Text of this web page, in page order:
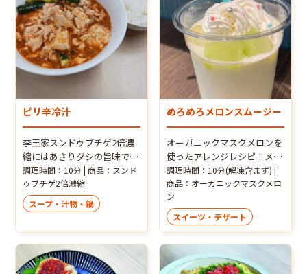
ピリ辛冷汁
李王家スンドゥブチゲ2倍濃
縮にはあさりダシの旨味で、
本格的なうまみのある冷や汁
が簡単に作れます。 きゅうり
と豆腐でスルスルと、暑い夏
でも食べられます。
調理時間：10分 | 商品：スンド
ゥブチゲ2倍濃縮
スープ・汁物・鍋
めろめろメロンスムージー
オーガニックマスクメロンを
使ったアレンジレシピ！メロ
ンの香りにめろめろに！
調理時間：10分(解凍含まず) |
商品：オーガニックマスクメロ
ン
スイーツ・デザート